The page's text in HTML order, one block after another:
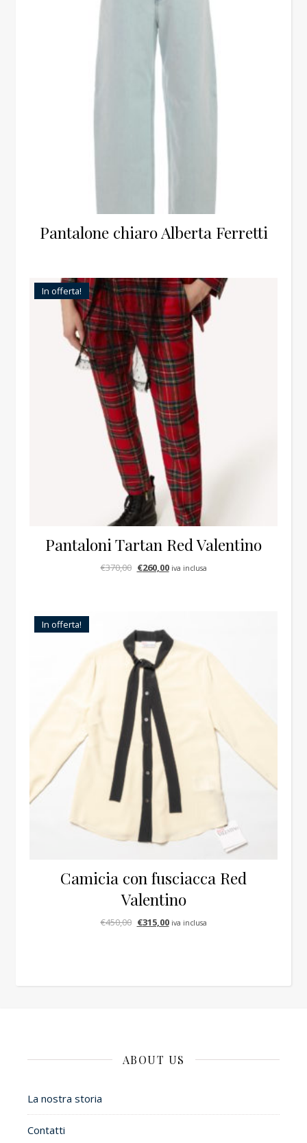
Pantalone chiaro Alberta Ferretti
In offerta!
Pantaloni Tartan Red Valentino
€370,00 Il prezzo originale era: €370,00.
€260,00Il prezzo attuale è: €260,00.
iva inclusa
In offerta!
Camicia con fusciacca Red
Valentino
€450,00 Il prezzo originale era: €450,00.
€315,00Il prezzo attuale è: €315,00.
iva inclusa
ABOUT US
La nostra storia
Contatti